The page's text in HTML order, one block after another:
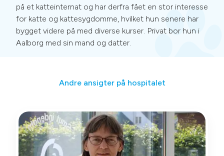
på et katteinternat og har derfra fået en stor interesse
for katte og kattesygdomme, hvilket hun senere har
bygget videre på med diverse kurser. Privat bor hun i
Aalborg med sin mand og datter.
Andre ansigter på hospitalet